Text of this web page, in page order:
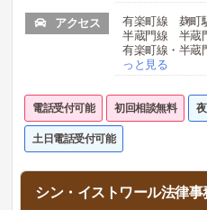
アクセス
有楽町線 麹町
半蔵門線 半蔵
有楽町線・半
っと見る
電話受付可能 初回相談無料
土日電話受付可能
シン・イストワール法律事